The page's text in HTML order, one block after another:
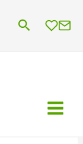
Suchen